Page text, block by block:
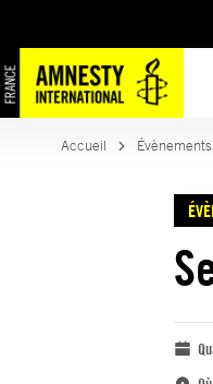
Accueil Évènements